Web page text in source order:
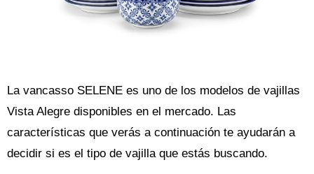
La vancasso SELENE es uno de los modelos de vajillas
Vista Alegre disponibles en el mercado. Las
características que verás a continuación te ayudarán a
decidir si es el tipo de vajilla que estás buscando.